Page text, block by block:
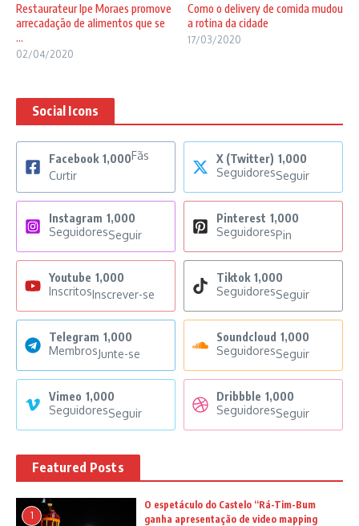
Restaurateur Ipe Moraes promove
arrecadação de alimentos que se
...
02/04/2020
Como o delivery de comida mudou
a rotina da cidade
17/03/2020
Social Icons
Facebook 1,000Fãs
Curtir
X (Twitter) 1,000
SeguidoresSeguir
Instagram 1,000
SeguidoresSeguir
Pinterest 1,000
SeguidoresPin
Youtube 1,000
InscritosInscrever-se
Tiktok 1,000
SeguidoresSeguir
Telegram 1,000
MembrosJunte-se
Soundcloud 1,000
SeguidoresSeguir
Vimeo 1,000
SeguidoresSeguir
Dribbble 1,000
SeguidoresSeguir
Featured Posts
1
O espetáculo do Castelo “Rá-Tim-Bum
ganha apresentação de video mapping